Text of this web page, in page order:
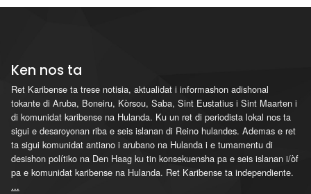
Ken nos ta
Ret Karibense ta trese notisia, aktualidat i informashon adishonal
tokante di Aruba, Boneiru, Kòrsou, Saba, Sint Eustatius i Sint Maarten i
di komunidat karibense na Hulanda. Ku un ret di periodista lokal nos ta
sigui e desaroyonan riba e seis islanan di Reino hulandes. Ademas e ret
ta sigui komunidat antiano i arubano na Hulanda i e tumamentu di
desishon polítiko na Den Haag ku tin konsekuensha pa e seis islanan i/òf
pa e komunidat karibense na Hulanda. Ret Karibense ta independiente.
...